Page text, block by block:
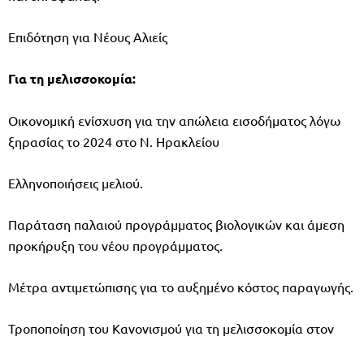
Επιδότηση για Νέους Αλιείς
Για τη μελισσοκομία:
Οικονομική ενίσχυση για την απώλεια εισοδήματος λόγω
ξηρασίας το 2024 στο Ν. Ηρακλείου
Ελληνοποιήσεις μελιού.
Παράταση παλαιού προγράμματος βιολογικών και άμεση
προκήρυξη του νέου προγράμματος.
Μέτρα αντιμετώπισης για το αυξημένο κόστος παραγωγής.
Τροποποίηση του Κανονισμού για τη μελισσοκομία στον